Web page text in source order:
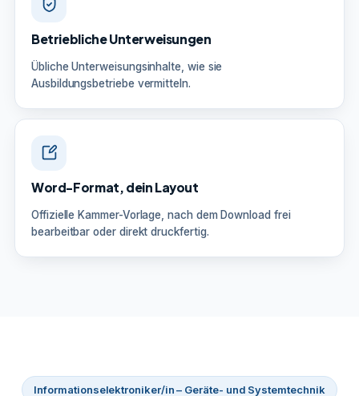
Betriebliche Unterweisungen
Übliche Unterweisungsinhalte, wie sie
Ausbildungsbetriebe vermitteln.
Word-Format, dein Layout
Offizielle Kammer-Vorlage, nach dem Download frei
bearbeitbar oder direkt druckfertig.
Informationselektroniker/in – Geräte- und Systemtechnik